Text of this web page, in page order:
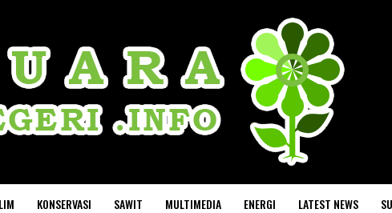
KONSERVASI SAWIT MULTIMEDIA ENERGI LATEST NEWS